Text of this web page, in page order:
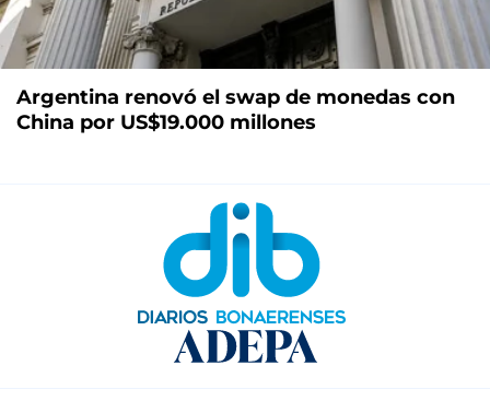
Argentina renovó el swap de monedas con
China por US$19.000 millones